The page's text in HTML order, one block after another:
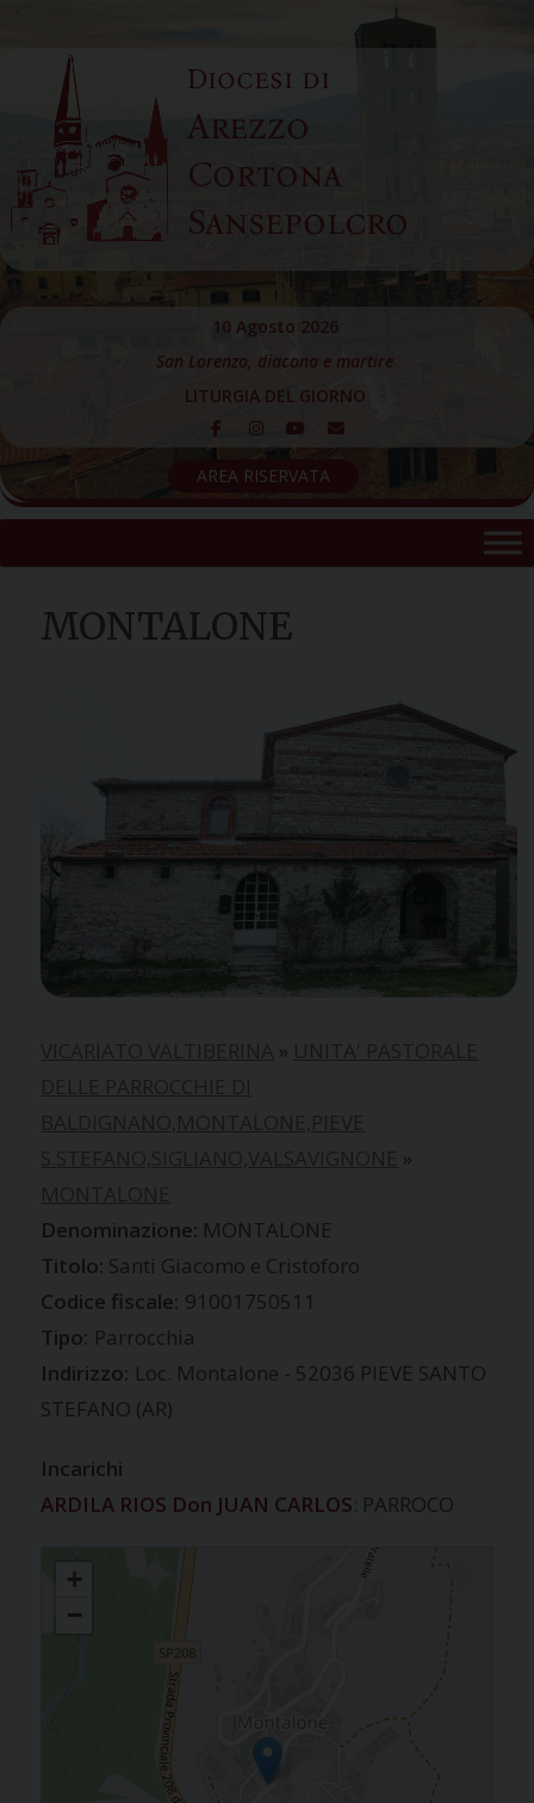
content
Diocesi di
Arezzo
Cortona
Sansepolcro
10 Agosto 2026
San Lorenzo, diacono e martire
LITURGIA DEL GIORNO
AREA RISERVATA
MONTALONE
»
»
MONTALONE
Santi Giacomo e Cristoforo
Codice fiscale: 91001750511
Tipo: Parrocchia
Indirizzo: Loc. Montalone - 52036 PIEVE SANTO
STEFANO (AR)
Incarichi
ARDILA RIOS Don JUAN CARLOS: PARROCO
+
−